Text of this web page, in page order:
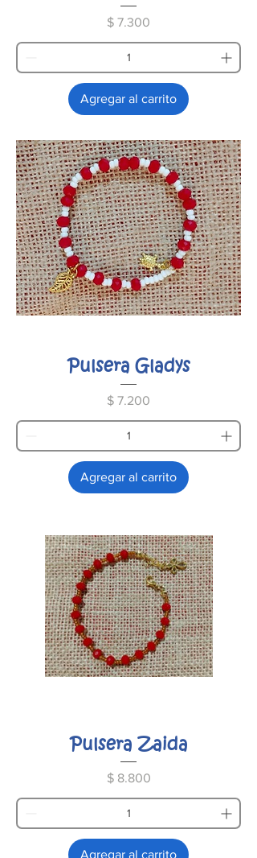
Precio
$ 7.300
Agregar al carrito
Pulsera Gladys
Precio
$ 7.200
Agregar al carrito
Pulsera Zaida
Precio
$ 8.800
Agregar al carrito